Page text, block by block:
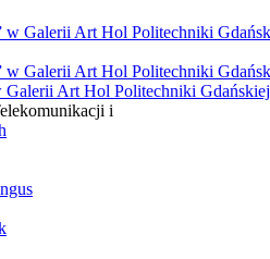
Galerii Art Hol Politechniki Gdańskiej
i